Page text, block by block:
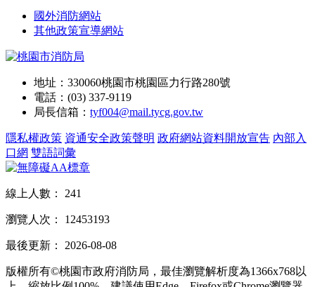
國外消防網站
其他政策宣導網站
地址：330060桃園市桃園區力行路280號
電話：(03) 337-9119
局長信箱： tyf004@mail.tycg.gov.tw
隱私權政策 資通安全政策聲明 政府網站資料開放宣告 內部入
口網 雙語詞彙
線上人數： 241
瀏覽人次： 12453193
最後更新： 2026-08-08
版權所有©桃園市政府消防局，最佳瀏覽解析度為1366x768以